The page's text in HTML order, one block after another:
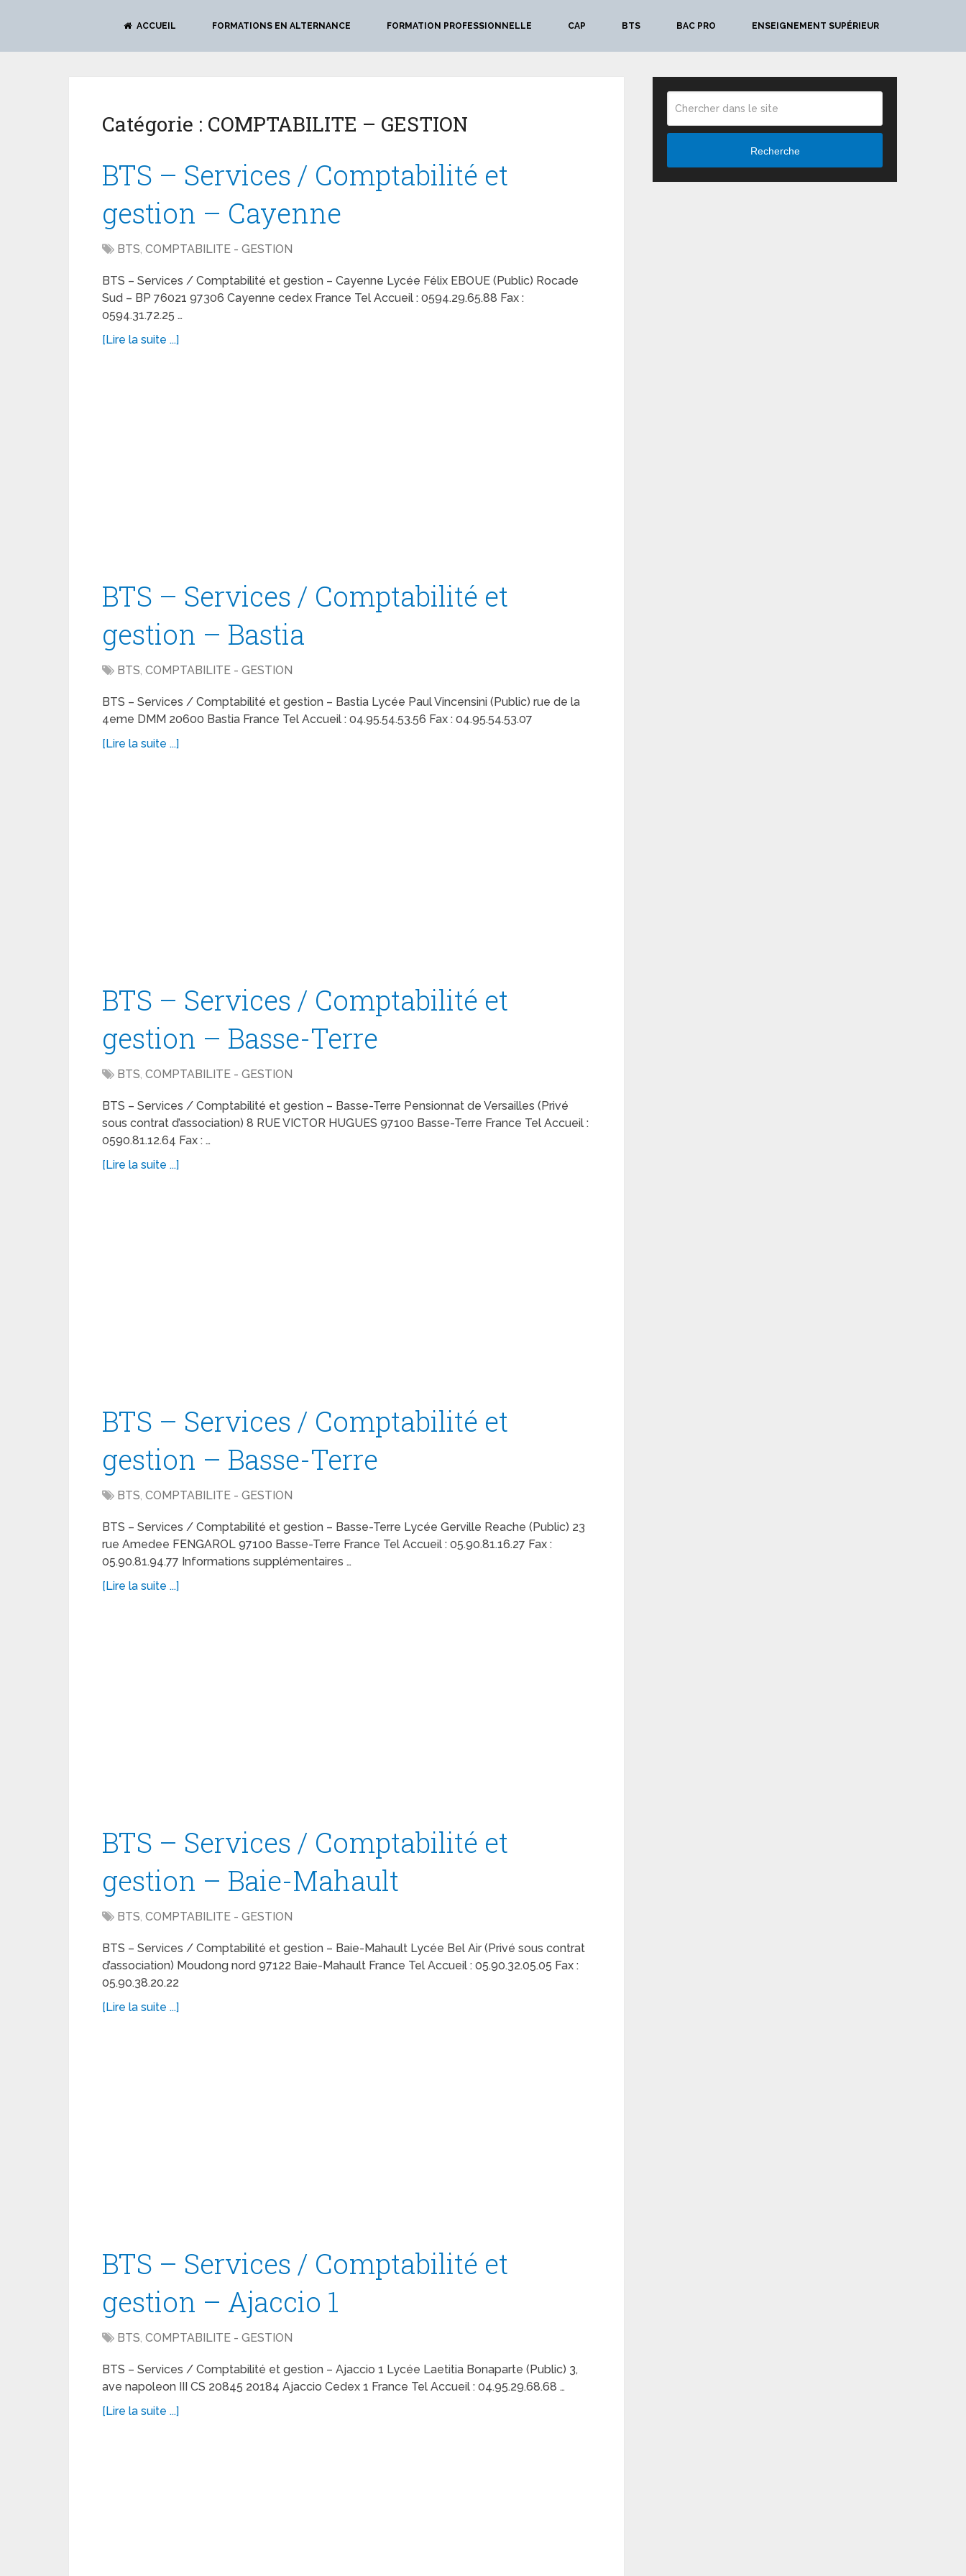
ACCUEIL FORMATIONS EN ALTERNANCE FORMATION PROFESSIONNELLE CAP BTS BAC PRO ENSEIGNEMENT SUPÉRIEUR
Catégorie : COMPTABILITE – GESTION
BTS – Services / Comptabilité et
gestion – Cayenne
BTS, COMPTABILITE - GESTION
BTS – Services / Comptabilité et gestion – Cayenne Lycée Félix EBOUE (Public) Rocade
Sud – BP 76021 97306 Cayenne cedex France Tel Accueil : 0594.29.65.88 Fax :
0594.31.72.25 …
[Lire la suite ...]
BTS – Services / Comptabilité et
gestion – Bastia
BTS, COMPTABILITE - GESTION
BTS – Services / Comptabilité et gestion – Bastia Lycée Paul Vincensini (Public) rue de la
4eme DMM 20600 Bastia France Tel Accueil : 04.95.54.53.56 Fax : 04.95.54.53.07
[Lire la suite ...]
BTS – Services / Comptabilité et
gestion – Basse-Terre
BTS, COMPTABILITE - GESTION
BTS – Services / Comptabilité et gestion – Basse-Terre Pensionnat de Versailles (Privé
sous contrat d’association) 8 RUE VICTOR HUGUES 97100 Basse-Terre France Tel Accueil :
0590.81.12.64 Fax : …
[Lire la suite ...]
BTS – Services / Comptabilité et
gestion – Basse-Terre
BTS, COMPTABILITE - GESTION
BTS – Services / Comptabilité et gestion – Basse-Terre Lycée Gerville Reache (Public) 23
rue Amedee FENGAROL 97100 Basse-Terre France Tel Accueil : 05.90.81.16.27 Fax :
05.90.81.94.77 Informations supplémentaires …
[Lire la suite ...]
BTS – Services / Comptabilité et
gestion – Baie-Mahault
BTS, COMPTABILITE - GESTION
BTS – Services / Comptabilité et gestion – Baie-Mahault Lycée Bel Air (Privé sous contrat
d’association) Moudong nord 97122 Baie-Mahault France Tel Accueil : 05.90.32.05.05 Fax :
05.90.38.20.22
[Lire la suite ...]
BTS – Services / Comptabilité et
gestion – Ajaccio 1
BTS, COMPTABILITE - GESTION
BTS – Services / Comptabilité et gestion – Ajaccio 1 Lycée Laetitia Bonaparte (Public) 3,
ave napoleon III CS 20845 20184 Ajaccio Cedex 1 France Tel Accueil : 04.95.29.68.68 …
[Lire la suite ...]
Recherche